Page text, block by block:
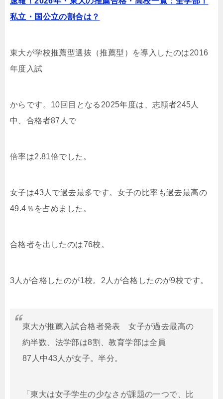
私立・国公立の割合は？
東大が学校推薦型選抜（推薦型）を導入したのは2016
年度入試
からです。10回目となる2025年度は、志願者245人
中、合格者87人で
倍率は2.81倍でした。
女子は43人で過去最多です。女子の比率も過去最高の
49.4％を占めました。
合格者を出したのは76校。
3人が合格したのが1校。2人が合格したのが9校です。
東大が推薦入試合格者発表 女子が過去最高の
約半数、法学部は8割、教育学部は全員
87人中43人が女子。半分。
「東大は女子学生の少なさが課題の一つで、比